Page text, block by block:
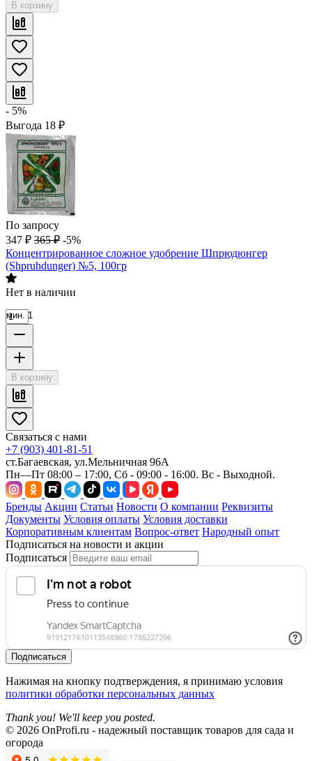
В корзину
- 5%
Выгода 18 ₽
По запросу
347 ₽ 365 ₽ -5%
Концентрированное сложное удобрение Шпрюдюнгер
(Shpruhdunger) №5, 100гр
Нет в наличии
мин. 1
В корзину
Связаться с нами
+7 (903) 401-81-51
ст.Багаевская, ул.Мельничная 96А
Пн—Пт 08:00 – 17:00, Сб - 09:00 - 16:00. Вс - Выходной.
Бренды Акции Статьи Новости О компании Реквизиты
Документы Условия оплаты Условия доставки
Корпоративным клиентам Вопрос-ответ Народный опыт
Подписаться на новости и акции
Подписаться
Подписаться
Нажимая на кнопку подтверждения, я принимаю условия
политики обработки персональных данных
Thank you! We'll keep you posted.
© 2026 OnProfi.ru - надежный поставщик товаров для сада и
огорода